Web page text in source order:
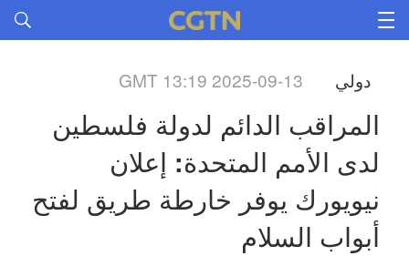
دولي GMT 13:19 2025-09-13
أبواب السلام